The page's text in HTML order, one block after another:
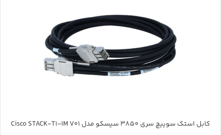
کابل استک سوییچ سری 3850 سیسکو مدل Cisco STACK-T1-1M V01